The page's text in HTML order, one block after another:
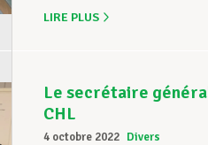
LIRE PLUS
Le secrétaire
CHL
4 octobre 2022 Divers